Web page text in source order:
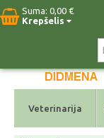
Suma: 0,00 €
Krepšelis
Veterinarija